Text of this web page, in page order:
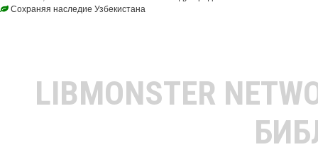
Сохраняя наследие Узбекистана
LIBMONSTER